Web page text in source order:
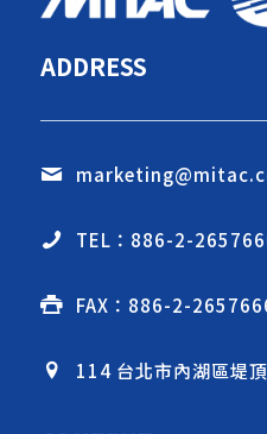
ADDRESS
TEL：886-2-
FAX：886-2-
114 台北市內湖區堤